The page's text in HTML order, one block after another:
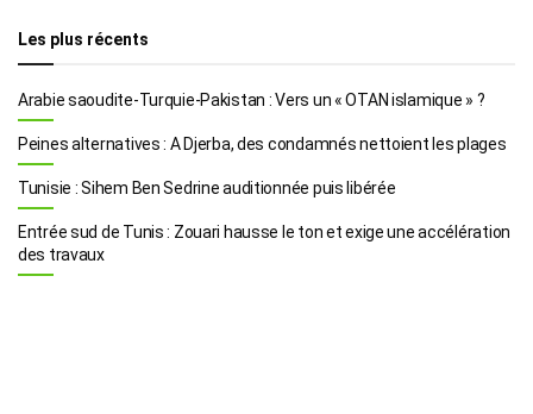
Les plus récents
Arabie saoudite-Turquie-Pakistan : Vers un « OTAN islamique » ?
Peines alternatives : A Djerba, des condamnés nettoient les plages
Tunisie : Sihem Ben Sedrine auditionnée puis libérée
Entrée sud de Tunis : Zouari hausse le ton et exige une accélération
des travaux